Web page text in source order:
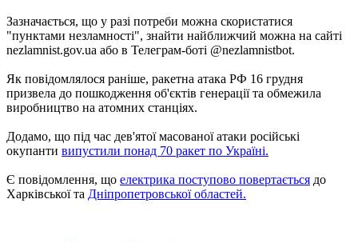
Зазначається, що у разі потреби можна скористатися
"пунктами незламності", знайти найближчий можна на сайті
nezlamnist.gov.ua або в Телеграм-боті @nezlamnistbot.
Як повідомлялося раніше, ракетна атака РФ 16 грудня
призвела до пошкодження об'єктів генерації та обмежила
виробництво на атомних станціях.
Додамо, що під час дев'ятої масованої атаки російські
окупанти випустили понад 70 ракет по Україні.
Є повідомлення, що електрика поступово повертається до
Харківської та Дніпропетровської областей.